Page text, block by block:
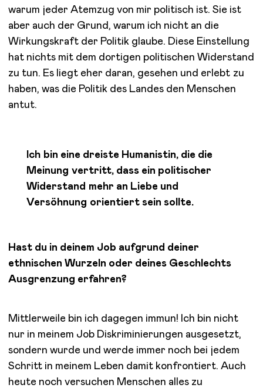
warum jeder Atemzug von mir politisch ist. Sie ist
aber auch der Grund, warum ich nicht an die
Wirkungskraft der Politik glaube. Diese Einstellung
hat nichts mit dem dortigen politischen Widerstand
zu tun. Es liegt eher daran, gesehen und erlebt zu
haben, was die Politik des Landes den Menschen
antut.
Ich bin eine dreiste Humanistin, die die
Meinung vertritt, dass ein politischer
Widerstand mehr an Liebe und
Versöhnung orientiert sein sollte.
Hast du in deinem Job aufgrund deiner
ethnischen Wurzeln oder deines Geschlechts
Ausgrenzung erfahren?
Mittlerweile bin ich dagegen immun! Ich bin nicht
nur in meinem Job Diskriminierungen ausgesetzt,
sondern wurde und werde immer noch bei jedem
Schritt in meinem Leben damit konfrontiert. Auch
heute noch versuchen Menschen alles zu